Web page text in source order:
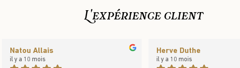
L'expérience client
Natou Allais
il y a 10 mois
Herve Duthe
il y a 10 mois